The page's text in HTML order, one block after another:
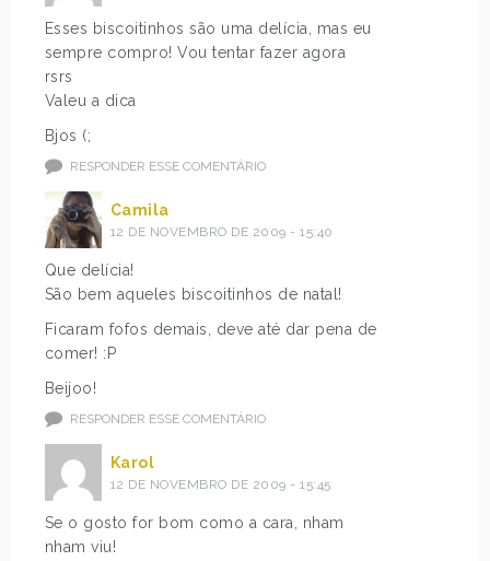
Esses biscoitinhos são uma delícia, mas eu
sempre compro! Vou tentar fazer agora
rsrs
Valeu a dica
Bjos (;
RESPONDER ESSE COMENTÁRIO
Camila
12 DE NOVEMBRO DE 2009 - 15:40
Que delícia!
São bem aqueles biscoitinhos de natal!
Ficaram fofos demais, deve até dar pena de
comer! :P
Beijoo!
RESPONDER ESSE COMENTÁRIO
Karol
12 DE NOVEMBRO DE 2009 - 15:45
Se o gosto for bom como a cara, nham
nham viu!